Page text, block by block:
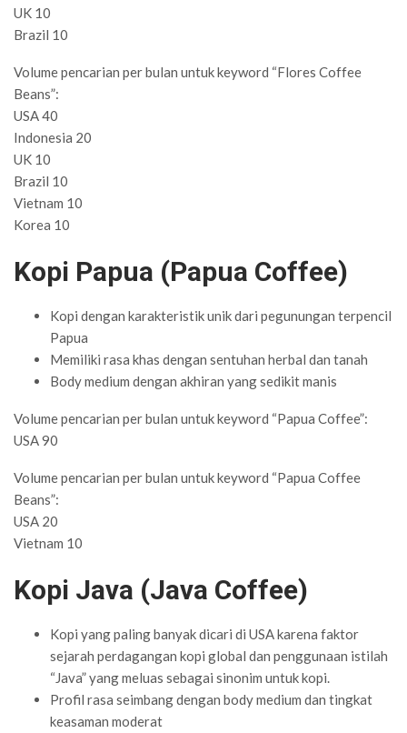
UK 10
Brazil 10
Volume pencarian per bulan untuk keyword “Flores Coffee
Beans”:
USA 40
Indonesia 20
UK 10
Brazil 10
Vietnam 10
Korea 10
Kopi Papua (Papua Coffee)
Kopi dengan karakteristik unik dari pegunungan terpencil
Papua
Memiliki rasa khas dengan sentuhan herbal dan tanah
Body medium dengan akhiran yang sedikit manis
Volume pencarian per bulan untuk keyword “Papua Coffee”:
USA 90
Volume pencarian per bulan untuk keyword “Papua Coffee
Beans”:
USA 20
Vietnam 10
Kopi Java (Java Coffee)
Kopi yang paling banyak dicari di USA karena faktor
sejarah perdagangan kopi global dan penggunaan istilah
“Java” yang meluas sebagai sinonim untuk kopi.
Profil rasa seimbang dengan body medium dan tingkat
keasaman moderat